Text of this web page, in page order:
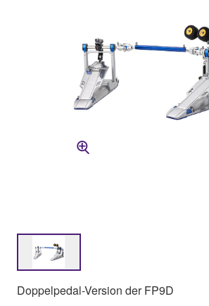
Doppelpedal-Version der FP9D